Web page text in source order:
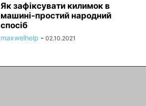
Як зафіксувати килимок в
машині-простий народний
спосіб
maxwelhelp - 02.10.2021